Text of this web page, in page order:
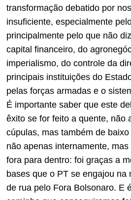
transformação debatido por
insuficiente, especialmente
principalmente pelo que não
capital financeiro, do
imperialismo, do controle da
principais instituições do
pelas forças armadas e o
É importante saber que este
êxito se for feito a quente, não
cúpulas, mas também de
não apenas internamente,
fora para dentro: foi graças a
bases que o PT se engajou na
de rua pelo Fora Bolsonaro. E